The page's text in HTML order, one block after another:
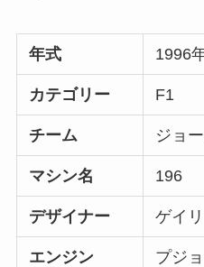
年式 1996
カテゴリー F1
チーム ジョ
マシン名 196
デザイナー ゲイ
エンジン プジ